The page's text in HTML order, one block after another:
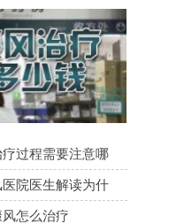
过程需要注意哪
院医生解读为什
怎么治疗